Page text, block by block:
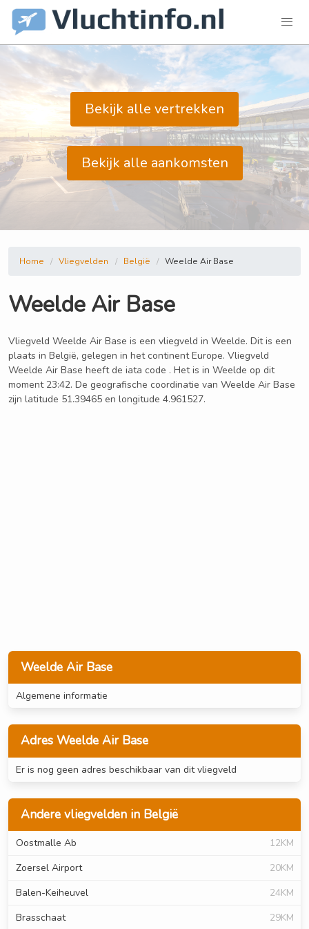
Bekijk alle vertrekken
Bekijk alle aankomsten
Weelde Air Base
Algemene informatie
Adres Weelde Air Base
Er is nog geen adres beschikbaar van dit vliegveld
Andere vliegvelden in België
Oostmalle Ab
12KM
Zoersel Airport
20KM
Balen-Keiheuvel
24KM
Brasschaat
29KM
Home Vliegvelden België Weelde Air Base
Weelde Air Base
Vliegveld Weelde Air Base is een vliegveld in Weelde. Dit is een
plaats in België, gelegen in het continent Europe. Vliegveld
Weelde Air Base heeft de iata code . Het is in Weelde op dit
moment 23:42. De geografische coordinatie van Weelde Air Base
zijn latitude 51.39465 en longitude 4.961527.